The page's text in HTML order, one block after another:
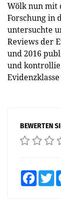
Wölk nun mit
Forschung in
untersuchte
Reviews der
und 2016
und
BEWERTEN
Facebook